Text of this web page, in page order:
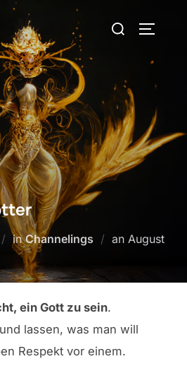
Suchen
inChannelings an August
ein Gott zu sein.
lassen, was man will
Respekt vor einem.